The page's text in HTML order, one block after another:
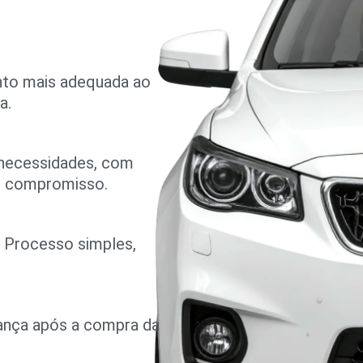
mais adequada ao
com
compromisso.
simples,
após a compra da